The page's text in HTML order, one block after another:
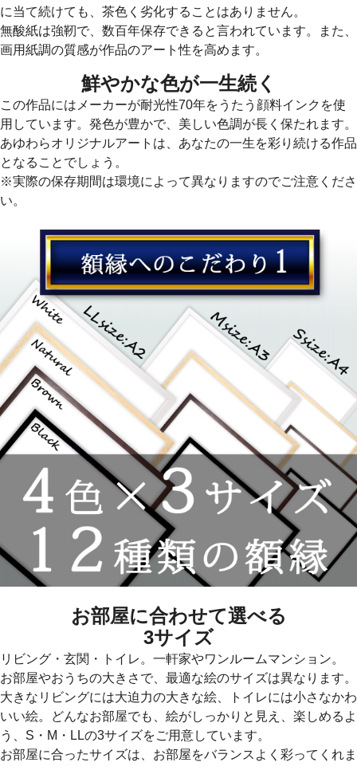
に当て続けても、茶色く劣化することはありません。
無酸紙は強靭で、数百年保存できると言われています。また、
画用紙調の質感が作品のアート性を高めます。
鮮やかな色が一生続く
この作品にはメーカーが耐光性70年をうたう顔料インクを使
用しています。発色が豊かで、美しい色調が長く保たれます。
あゆわらオリジナルアートは、あなたの一生を彩り続ける作品
となることでしょう。
※実際の保存期間は環境によって異なりますのでご注意くださ
い。
お部屋に合わせて選べる
3サイズ
リビング・玄関・トイレ。一軒家やワンルームマンション。
お部屋やおうちの大きさで、最適な絵のサイズは異なります。
大きなリビングには大迫力の大きな絵、トイレには小さなかわ
いい絵。どんなお部屋でも、絵がしっかりと見え、楽しめるよ
う、S・M・LLの3サイズをご用意しています。
お部屋に合ったサイズは、お部屋をバランスよく彩ってくれま